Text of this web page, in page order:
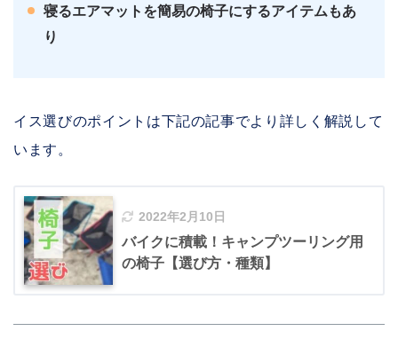
寝るエアマットを簡易の椅子にするアイテムもあ
り
イス選びのポイントは下記の記事でより詳しく解説して
います。
2022年2月10日
バイクに積載！キャンプツーリング用
の椅子【選び方・種類】